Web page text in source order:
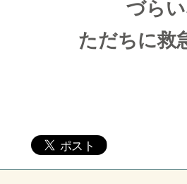
づら
ただちに救